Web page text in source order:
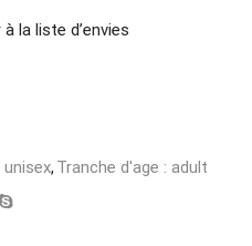
la liste d’envies
unisex, Tranche d'age : adult